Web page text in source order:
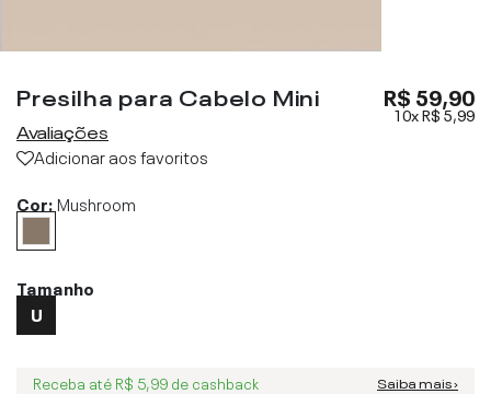
Presilha para Cabelo Mini
Avaliações
Adicionar aos favoritos
R$ 59,90
10xR$ 5,99
Cor:Mushroom
Tamanho
U
Receba até R$ 5,99 de cashback Saiba mais ›